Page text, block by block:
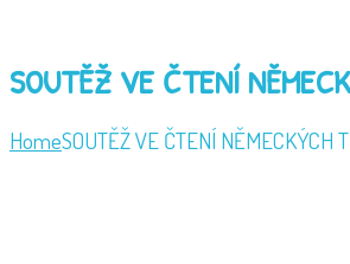
SOUTĚŽ VE ČTENÍ
HomeSOUTĚŽ VE ČTENÍ NĚMECKÝCH